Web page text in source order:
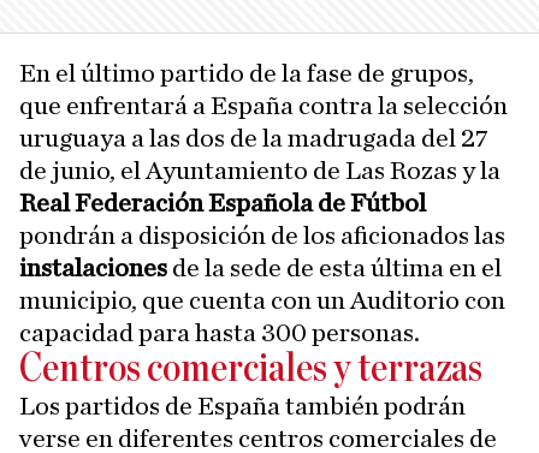
En el último partido de la fase de grupos,
que enfrentará a España contra la selección
uruguaya a las dos de la madrugada del 27
de junio, el Ayuntamiento de Las Rozas y la
Real Federación Española de Fútbol
pondrán a disposición de los aficionados las
instalaciones de la sede de esta última en el
municipio, que cuenta con un Auditorio con
capacidad para hasta 300 personas.
Centros comerciales y terrazas
Los partidos de España también podrán
verse en diferentes centros comerciales de